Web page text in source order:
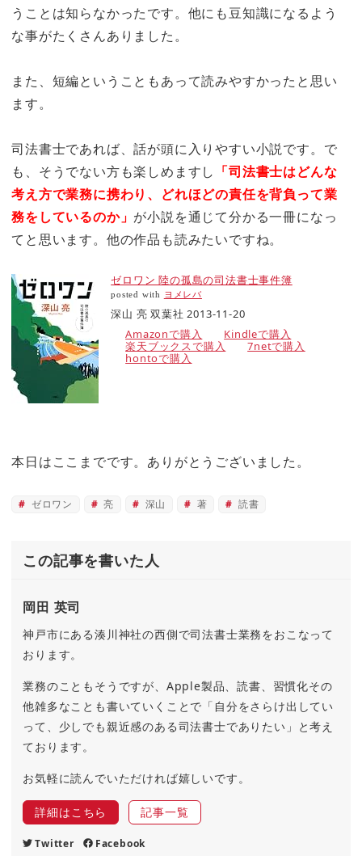
うことは知らなかったです。他にも豆知識になるよう
な事がたくさんありました。
また、短編ということもあって読みやすかったと思い
ます。
司法書士であれば、話が頭に入りやすい小説です。で
も、そうでない方も楽しめますし 「司法書士はどんな
考え方で業務に携わり、どれほどの責任を背負って業
務をしているのか」 が小説を通じて分かる一冊になっ
てと思います。他の作品も読みたいですね。
ゼロワン 陸の孤島の司法書士事件簿
posted with ヨメレバ
深山 亮 双葉社 2013-11-20
Amazonで購入
Kindleで購入
楽天ブックスで購入
7netで購入
hontoで購入
本日はここまでです。ありがとうございました。
ゼロワン 亮 深山 著 読書
この記事を書いた人
岡田 英司
神戸市にある湊川神社の西側で司法書士業務をおこなって
おります。
業務のこともそうですが、Apple製品、読書、習慣化その
他雑多なことも書いていくことで「自分をさらけ出してい
って、少しでも親近感のある司法書士でありたい」と考え
ております。
お気軽に読んでいただければ嬉しいです。
詳細はこちら 記事一覧
Twitter Facebook